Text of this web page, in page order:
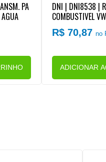
PA
DNI | DNI8538 |
COMBUSTIVEL
(SEM SUPORTE)
R$ 70,87 no
ADICIONAR